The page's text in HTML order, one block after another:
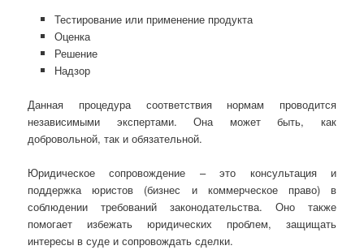
Тестирование или применение продукта
Оценка
Решение
Надзор
Данная процедура соответствия нормам проводится
независимыми экспертами. Она может быть, как
добровольной, так и обязательной.
Юридическое сопровождение – это консультация и
поддержка юристов (бизнес и коммерческое право) в
соблюдении требований законодательства. Оно также
помогает избежать юридических проблем, защищать
интересы в суде и сопровождать сделки.